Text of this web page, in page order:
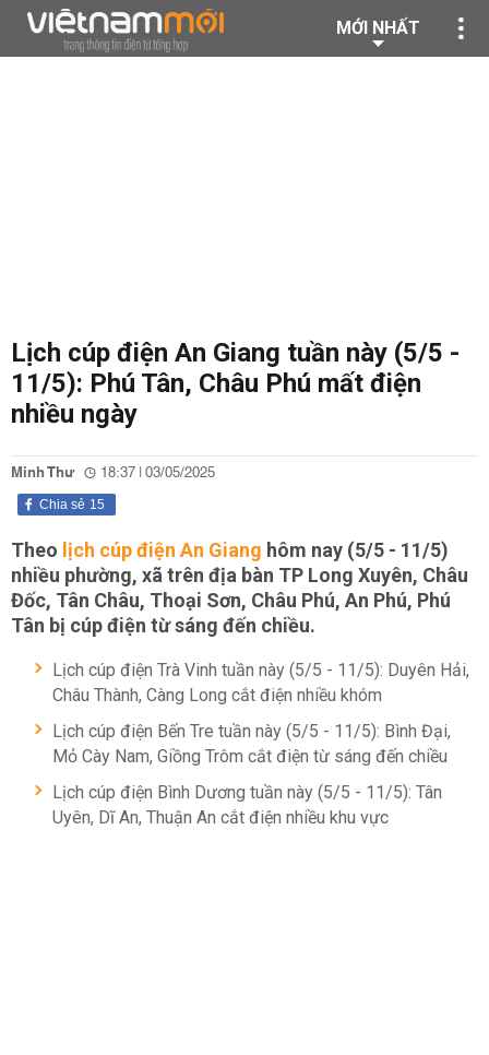
MỚI NHẤT
Lịch cúp điện An Giang tuần này (5/5 -
11/5): Phú Tân, Châu Phú mất điện
nhiều ngày
Minh Thư 18:37 | 03/05/2025
15
Chia sẻ
Theo lịch cúp điện An Giang hôm nay (5/5 - 11/5)
nhiều phường, xã trên địa bàn TP Long Xuyên, Châu
Đốc, Tân Châu, Thoại Sơn, Châu Phú, An Phú, Phú
Tân bị cúp điện từ sáng đến chiều.
Lịch cúp điện Trà Vinh tuần này (5/5 - 11/5): Duyên Hải,
Châu Thành, Càng Long cắt điện nhiều khóm
Lịch cúp điện Bến Tre tuần này (5/5 - 11/5): Bình Đại,
Mỏ Cày Nam, Giồng Trôm cắt điện từ sáng đến chiều
Lịch cúp điện Bình Dương tuần này (5/5 - 11/5): Tân
Uyên, Dĩ An, Thuận An cắt điện nhiều khu vực